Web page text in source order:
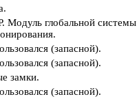
глобальной системы
(запасной).
(запасной).
замки.
(запасной).